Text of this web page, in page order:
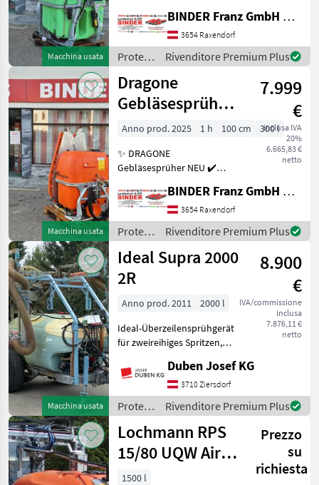
Macchina usata
✔️ mit linearem Gebläse , ✔️
Ausstellungsgerät
Sonderpreis ! ✔️
Ausstattung : ✔
BINDER Franz GmbH & CoKG
3654 Raxendorf
Protezione
piante /
Sonstige
Rivenditore Premium Plus
Macchina usata
Dragone
Gebläsesprüher
ATHOS T 300
7.999
€
inclusa IVA
20%
6.665,83 €
netto
Anno prod. 2025 1 h 100 cm
300 l
✨ DRAGONE
Gebläsesprüher NEU ✔️
✔️ in serienmäßiger
Ausführung ✔️ lagernde
Ausstellungsmaschine ✔️
Behältergröße : 300l ✔️
Gebläsedurc
BINDER Franz GmbH & CoKG
3654 Raxendorf
Protezione
piante /
Dragone
Rivenditore Premium Plus
Macchina usata
Ideal Supra 2000
2R
8.900
€
IVA/commissione
inclusa
7.876,11 €
netto
Anno prod. 2011
2000 l
Ideal-Überzeilensprühgerät
für zweireihiges Spritzen,
Steuerung, elektrische
Regelarmatur,
Knickdeichsel, Gelenkwelle,
Stützrad, Breitbereifung,
Duben Josef KG
3710 Ziersdorf
Protezione
piante /
Ideal
Rivenditore Premium Plus
Lochmann RPS
15/80 UQW Air
Stream II
Prezzo
su
richiesta
1500 l